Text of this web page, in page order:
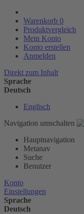
Warenkorb 0
Produktvergleich
Mein Konto
Konto erstellen
Anmelden
Direkt zum Inhalt
Sprache
Deutsch
Englisch
Navigation umschalten
Hauptnavigation
Metanav
Suche
Benutzer
Konto
Einstellungen
Sprache
Deutsch